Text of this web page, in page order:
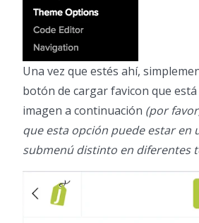
Una vez que estés ahí,
botón de cargar favicon que
imagen a continuación (por
que esta opción puede estar en
submenú distinto en diferentes